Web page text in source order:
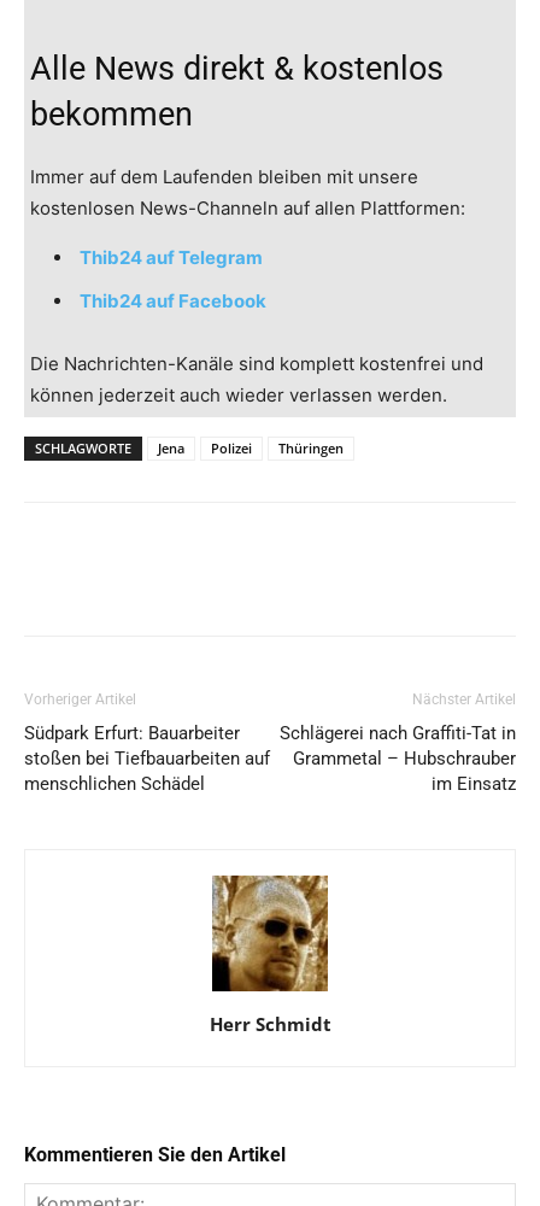
Alle News direkt & kostenlos
bekommen
Immer auf dem Laufenden bleiben mit unsere
kostenlosen News-Channeln auf allen Plattformen:
Thib24 auf Telegram
Thib24 auf Facebook
Die Nachrichten-Kanäle sind komplett kostenfrei und
können jederzeit auch wieder verlassen werden.
SCHLAGWORTE Jena Polizei Thüringen
Vorheriger Artikel
Südpark Erfurt: Bauarbeiter
stoßen bei Tiefbauarbeiten auf
menschlichen Schädel
Nächster Artikel
Schlägerei nach Graffiti-Tat in
Grammetal – Hubschrauber
im Einsatz
Herr Schmidt
Kommentieren Sie den Artikel